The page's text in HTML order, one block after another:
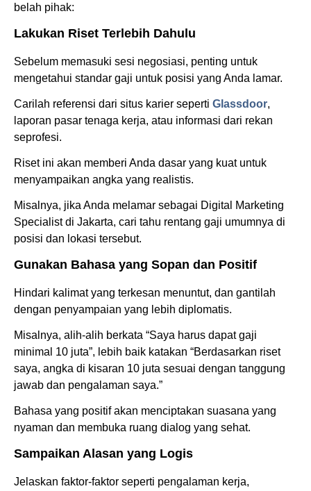
belah pihak:
Lakukan Riset Terlebih Dahulu
Sebelum memasuki sesi negosiasi, penting untuk
mengetahui standar gaji untuk posisi yang Anda lamar.
Carilah referensi dari situs karier seperti Glassdoor,
laporan pasar tenaga kerja, atau informasi dari rekan
seprofesi.
Riset ini akan memberi Anda dasar yang kuat untuk
menyampaikan angka yang realistis.
Misalnya, jika Anda melamar sebagai Digital Marketing
Specialist di Jakarta, cari tahu rentang gaji umumnya di
posisi dan lokasi tersebut.
Gunakan Bahasa yang Sopan dan Positif
Hindari kalimat yang terkesan menuntut, dan gantilah
dengan penyampaian yang lebih diplomatis.
Misalnya, alih-alih berkata “Saya harus dapat gaji
minimal 10 juta”, lebih baik katakan “Berdasarkan riset
saya, angka di kisaran 10 juta sesuai dengan tanggung
jawab dan pengalaman saya.”
Bahasa yang positif akan menciptakan suasana yang
nyaman dan membuka ruang dialog yang sehat.
Sampaikan Alasan yang Logis
Jelaskan faktor-faktor seperti pengalaman kerja,